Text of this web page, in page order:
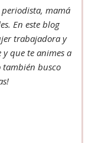
periodista, mamá
En este blog
trabajadora y
que te animes a
también busco